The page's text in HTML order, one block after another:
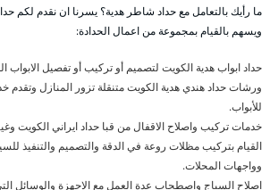
ما رأيك بالتعامل مع حداد شاطر هدية؟ يسرنا ان نقدم لكم
ويسهم بالقيام بمجموعة من اعمال الحدادة:
حداد ابواب هدية الكويت لتصميم أو تركيب أو تفصيل الابواب
ورشات حداد هندي هدية الكويت متنقلة تزور المنازل وتقدم
للأبواب.
خدمات تركيب واصلاح الاقفال من قبا حداد ايراني الكويت
القيام بتركيب مظلات روعة في الدقة والتصميم والتنفيذ
وواجهات المحلات.
اصلاح السياج واصطحاب عدة العمل مع الاجهزة والوسائل